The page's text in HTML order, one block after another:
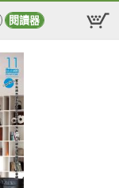
閱讀器